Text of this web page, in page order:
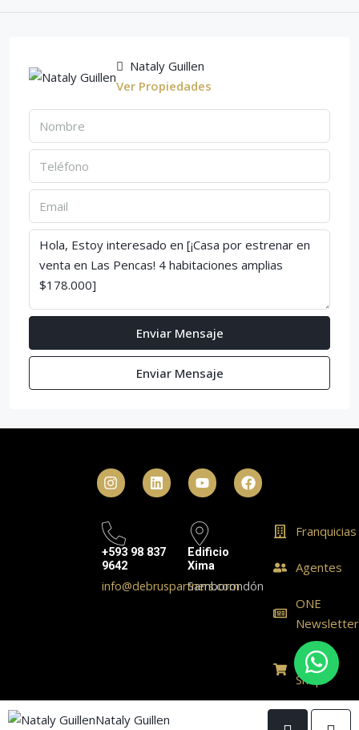
Nataly Guillen
Ver Propiedades
Enviar Mensaje
Enviar Mensaje
Nataly Guillen
+593 98 837
9642
info@debruspartners.com
Edificio
Xima
Samborondón
Franquicias
Agentes
ONE
Newsletter
ONE
Shop
© Realty One Group Ecuador - All rights reserved